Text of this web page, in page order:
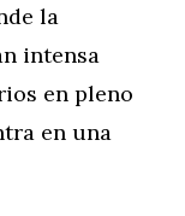
la
intensa
en pleno
en una